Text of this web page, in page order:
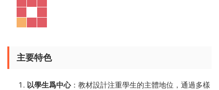
主要特色
以學生爲中心：教材設計注重學生的主體地位，通過多樣